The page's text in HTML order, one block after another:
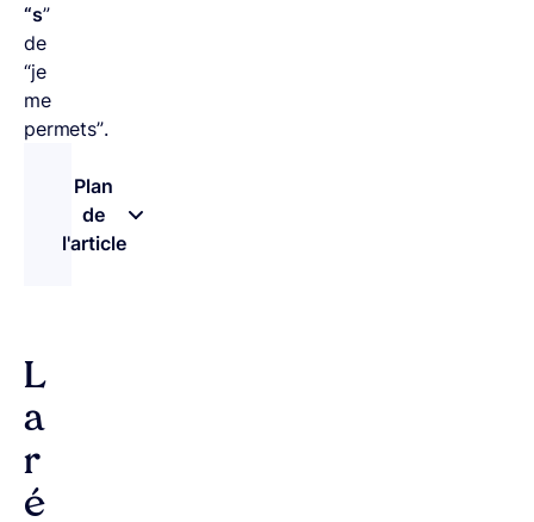
“s”
de
“je
me
permets”.
Plan
de
l'article
L
a
r
é